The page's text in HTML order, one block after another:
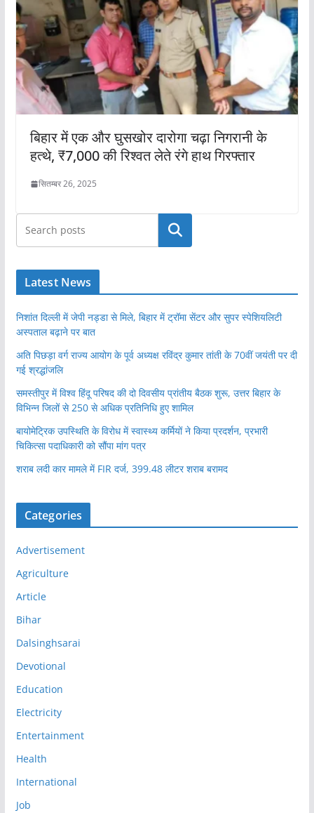
बिहार में एक और घुसखोर दारोगा चढ़ा निगरानी के
हत्थे, ₹7,000 की रिश्वत लेते रंगे हाथ गिरफ्तार
सितम्बर 26, 2025
खोजें
Latest News
निशांत दिल्ली में जेपी नड्डा से मिले, बिहार में ट्रॉमा सेंटर और सुपर स्पेशियलिटी
अस्पताल बढ़ाने पर बात
अति पिछड़ा वर्ग राज्य आयोग के पूर्व अध्यक्ष रविंद्र कुमार तांती के 70वीं जयंती पर दी
गई श्रद्धांजलि
समस्तीपुर में विश्व हिंदू परिषद की दो दिवसीय प्रांतीय बैठक शुरू, उत्तर बिहार के
विभिन्न जिलों से 250 से अधिक प्रतिनिधि हुए शामिल
बायोमेट्रिक उपस्थिति के विरोध में स्वास्थ्य कर्मियों ने किया प्रदर्शन, प्रभारी
चिकित्सा पदाधिकारी को सौंपा मांग पत्र
शराब लदी कार मामले में FIR दर्ज, 399.48 लीटर शराब बरामद
Categories
Advertisement
Agriculture
Article
Bihar
Dalsinghsarai
Devotional
Education
Electricity
Entertainment
Health
International
Job